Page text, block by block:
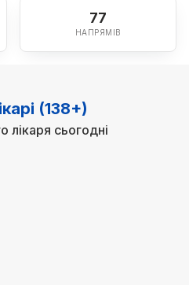
77
НАПРЯМІВ
(138+)
лікаря сьогодні